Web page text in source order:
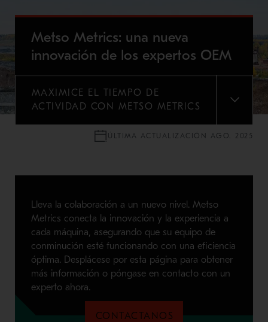
Metso Metrics: una nueva
innovación de los expertos OEM
MAXIMICE EL TIEMPO DE
ACTIVIDAD CON METSO METRICS
MENU
ÚLTIMA ACTUALIZACIÓN AGO. 2025
Lleva la colaboración a un nuevo nivel. Metso
Metrics conecta la innovación y la experiencia a
cada máquina, asegurando que su equipo de
conminución esté funcionando con una eficiencia
óptima. Desplácese por esta página para obtener
más información o póngase en contacto con un
experto ahora.
CONTACTANOS